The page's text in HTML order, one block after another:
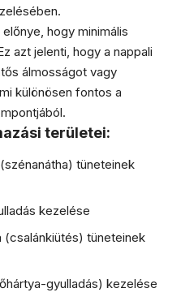
hogy minimális
azt jelenti, hogy a nappali
álmosságot vagy
különösen fontos a
területei:
tüneteinek
kezelése
(csalánkiütés) tüneteinek
gyulladás) kezelése